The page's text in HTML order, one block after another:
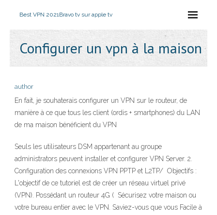
Best VPN 2021Bravo tv sur apple tv
Configurer un vpn à la maison
author
En fait, je souhaterais configurer un VPN sur le routeur, de
manière à ce que tous les client (ordis + smartphones) du LAN
de ma maison bénéficient du VPN
Seuls les utilisateurs DSM appartenant au groupe
administrators peuvent installer et configurer VPN Server. 2.
Configuration des connexions VPN PPTP et L2TP/ Objectifs :
L'objectif de ce tutoriel est de créer un réseau virtuel privé
(VPN). Possédant un routeur 4G ( Sécurisez votre maison ou
votre bureau entier avec le VPN. Saviez-vous que vous Facile à